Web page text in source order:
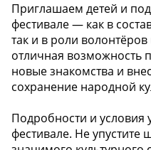
Приглашаем детей и
фестивале — как в
так и в роли волонтёров
отличная возможность
новые знакомства и
сохранение народной
Подробности и
фестивале. Не упустите